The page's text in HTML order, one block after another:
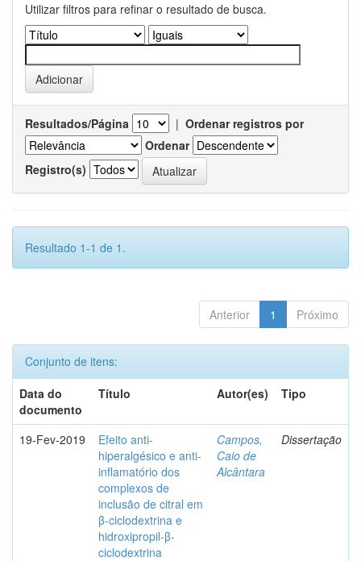
Utilizar filtros para refinar o resultado de busca.
Resultados/Página | Ordenar registros por
Ordenar
Registro(s)
Resultado 1-1 de 1.
Anterior 1 Próximo
Conjunto de itens:
Data do
documento
Título Autor(es) Tipo
19-Fev-2019
Efeito anti-
hiperalgésico e anti-
inflamatório dos
complexos de
inclusão de citral em
β-ciclodextrina e
hidroxipropil-β-
ciclodextrina
Campos,
Caio de
Alcântara
Dissertação